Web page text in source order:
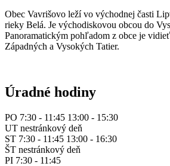
Obec Vavrišovo leží vo východnej časti
rieky Belá. Je východiskovou obcou do
Panoramatickým pohľadom z obce je
Západných a Vysokých Tatier.
Úradné hodiny
PO 7:30 - 11:45 13:00 - 15:30
UT nestránkový deň
ST 7:30 - 11:45 13:00 - 16:30
ŠT nestránkový deň
PI 7:30 - 11:45